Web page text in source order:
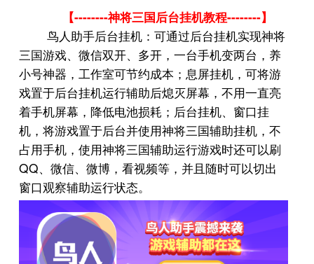
【--------神将三国后台挂机教程--------】
鸟人助手后台挂机：可通过后台挂机实现神将
三国游戏、微信双开、多开，一台手机变两台，养
小号神器，工作室可节约成本；息屏挂机，可将游
戏置于后台挂机运行辅助后熄灭屏幕，不用一直亮
着手机屏幕，降低电池损耗；后台挂机、窗口挂
机，将游戏置于后台并使用神将三国辅助挂机，不
占用手机，使用神将三国辅助运行游戏时还可以刷
QQ、微信、微博，看视频等，并且随时可以切出
窗口观察辅助运行状态。